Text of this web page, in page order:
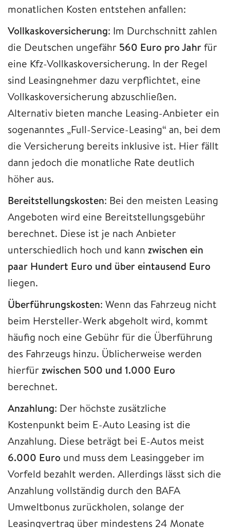
monatlichen Kosten entstehen anfallen:
Vollkaskoversicherung: Im Durchschnitt zahlen
die Deutschen ungefähr 560 Euro pro Jahrfür
eine Kfz-Vollkaskoversicherung. In der Regel
sind Leasingnehmer dazu verpflichtet, eine
Vollkaskoversicherung abzuschließen.
Alternativ bieten manche Leasing-Anbieter ein
sogenanntes „Full-Service-Leasing“ an, bei dem
die Versicherung bereits inklusive ist. Hier fällt
dann jedoch die monatliche Rate deutlich
höher aus.
Bereitstellungskosten: Bei den meisten Leasing
Angeboten wird eine Bereitstellungsgebühr
berechnet. Diese ist je nach Anbieter
unterschiedlich hoch und kann zwischen ein
paar Hundert Euro und über eintausend Euro
liegen.
Überführungskosten: Wenn das Fahrzeug nicht
beim Hersteller-Werk abgeholt wird, kommt
häufig noch eine Gebühr für die Überführung
des Fahrzeugs hinzu. Üblicherweise werden
hierfürzwischen 500 und 1.000 Euro
berechnet.
Anzahlung: Der höchste zusätzliche
Kostenpunkt beim E-Auto Leasing ist die
Anzahlung. Diese beträgt bei E-Autos meist
6.000 Euro und muss dem Leasinggeber im
Vorfeld bezahlt werden. Allerdings lässt sich die
Anzahlung vollständig durch den BAFA
Umweltbonus zurückholen, solange der
Leasingvertrag über mindestens 24 Monate